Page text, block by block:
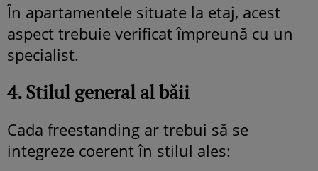
În apartamentele situate la etaj, acest
aspect trebuie verificat împreună cu un
specialist.
4. Stilul general al băii
Cada freestanding ar trebui să se
integreze coerent în stilul ales: